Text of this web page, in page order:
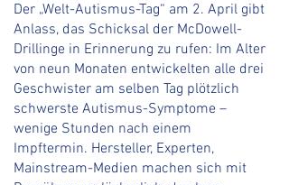
Der „Welt-Autismus-Tag“ am 2. April gibt
Anlass, das Schicksal der McDowell-
Drillinge in Erinnerung zu rufen: Im Alter
von neun Monaten entwickelten alle drei
Geschwister am selben Tag plötzlich
schwerste Autismus-Symptome –
wenige Stunden nach einem
Impftermin. Hersteller, Experten,
Mainstream-Medien machen sich mit